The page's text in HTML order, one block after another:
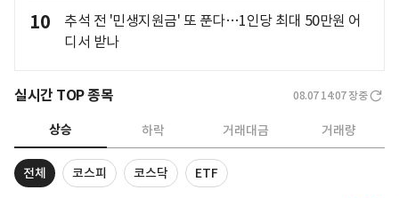
10
추석 전 '민생지원금' 또 푼다…1인당 최대 50만원 어
디서 받나
실시간 TOP 종목 08.07 14:07 장중
상승 하락 거래대금 거래량
전체 코스피 코스닥 ETF